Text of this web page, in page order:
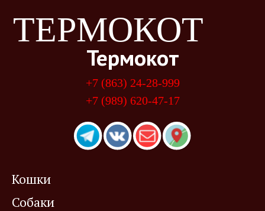
ТЕРМОКОТ
Термокот
+7 (863) 24-28-999
+7 (989) 620-47-17
Кошки
Собаки